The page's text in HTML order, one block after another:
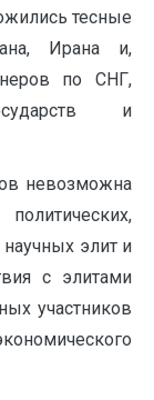
тесные
Ирана и,
по СНГ,
и
невозможна
элит и
с элитами
участников